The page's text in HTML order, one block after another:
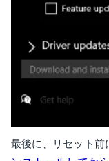
最後に、リセット前